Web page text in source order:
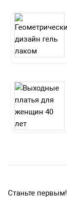
Станьте первым!